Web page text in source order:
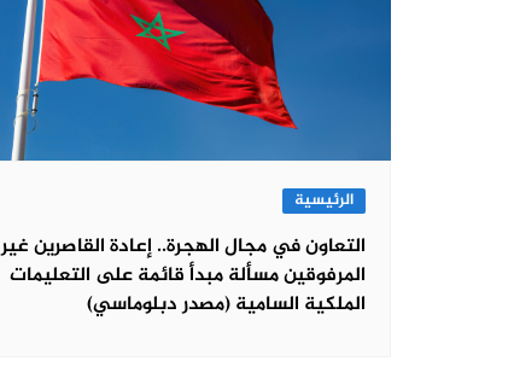
الرئيسية
التعاون في مجال الهجرة.. إعادة القاصرين غير
المرفوقين مسألة مبدأ قائمة على التعليمات
الملكية السامية (مصدر دبلوماسي)